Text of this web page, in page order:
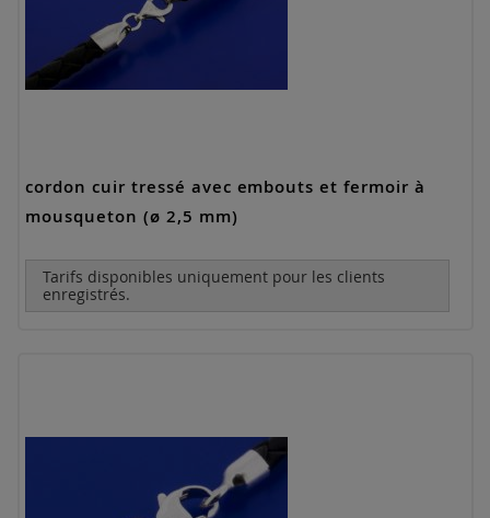
cordon cuir tressé avec embouts et fermoir à
mousqueton (ø 2,5 mm)
Tarifs disponibles uniquement pour les clients
enregistrés.